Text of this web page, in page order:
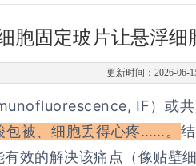
胞固定玻片让悬浮
更新时间：2026-06-
IF）或
包被、细胞丢得心疼……。
效的解决该痛点（像贴壁